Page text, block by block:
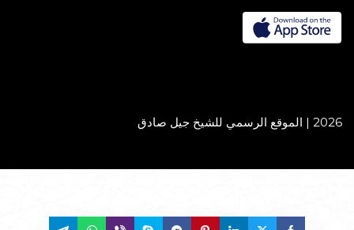
2026 | الموقع الرسمي للشيخ جيل صادق